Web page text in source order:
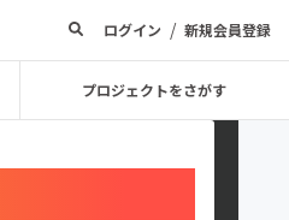
ログイン / 新規会員登録
プロジェクトをさがす